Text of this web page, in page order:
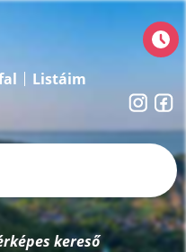
Listáim
kereső